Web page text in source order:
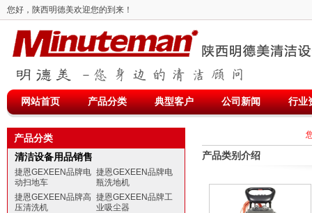
您好，陕西明德美欢迎您的到来！
网站首页 产品分类 典型客户 公司新闻 行业
产品分类
清洁设备用品销售
捷恩GEXEEN品牌电
动扫地车
捷恩GEXEEN品牌电
瓶洗地机
捷恩GEXEEN品牌高
压清洗机
捷恩GEXEEN品牌工
业吸尘器
产品类别介绍